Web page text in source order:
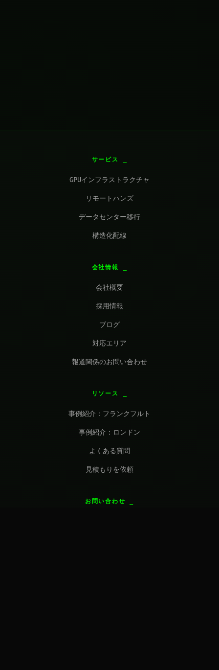
サービス
GPUインフラストラクチャ
リモートハンズ
データセンター移行
構造化配線
会社情報
会社概要
採用情報
ブログ
対応エリア
報道関係のお問い合わせ
リソース
事例紹介：フランクフルト
事例紹介：ロンドン
よくある質問
見積もりを依頼
お問い合わせ